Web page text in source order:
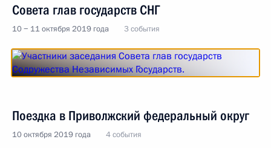
Совета глав государств СНГ
10 − 11 октября 2019 года 3 события
Поездка в Приволжский федеральный округ
10 октября 2019 года 4 события